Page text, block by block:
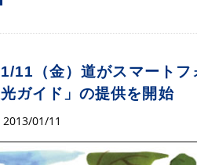
1/11（金）道がスマート
光ガイド」の提供を開始
2013/01/11